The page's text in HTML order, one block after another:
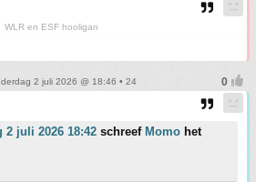
WLR en ESF hooligan
2 juli 2026 @ 18:46 • 24
2 juli 2026 18:42 schreef Momo het